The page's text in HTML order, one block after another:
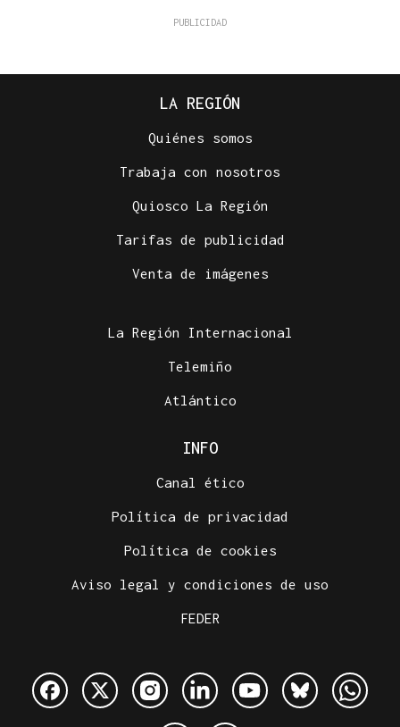
LA REGIÓN
Quiénes somos
Trabaja con nosotros
Quiosco La Región
Tarifas de publicidad
Venta de imágenes
La Región Internacional
Telemiño
Atlántico
INFO
Canal ético
Política de privacidad
Política de cookies
Aviso legal y condiciones de uso
FEDER